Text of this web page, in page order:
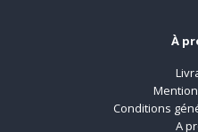
À
Conditions
A